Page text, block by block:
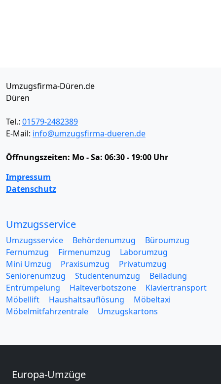
Umzugsfirma-Düren.de
Düren
Tel.: 01579-2482389
E-Mail: info@umzugsfirma-dueren.de
Öffnungszeiten: Mo - Sa: 06:30 - 19:00 Uhr
Impressum
Datenschutz
Umzugsservice
Umzugsservice Behördenumzug
Büroumzug
Fernumzug
Firmenumzug
Laborumzug
Mini Umzug
Praxisumzug
Privatumzug
Seniorenumzug
Studentenumzug
Beiladung
Entrümpelung
Halteverbotszone
Klaviertransport
Möbellift
Haushaltsauflösung
Möbeltaxi
Möbelmitfahrzentrale
Umzugskartons
Europa-Umzüge